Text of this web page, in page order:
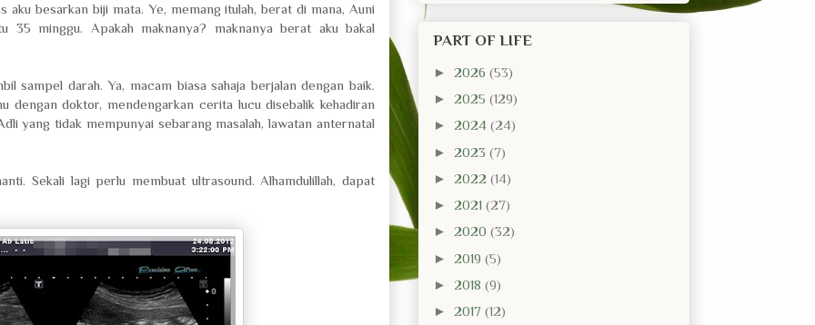
aku besarkan biji mata. Ye, memang itulah, berat di mana, Auni
35 minggu. Apakah maknanya? maknanya berat aku bakal
sampel darah. Ya, macam biasa sahaja berjalan dengan baik.
dengan doktor, mendengarkan cerita lucu disebalik kehadiran
yang tidak mempunyai sebarang masalah, lawatan anternatal
Sekali lagi perlu membuat ultrasound. Alhamdulillah, dapat
PART OF LIFE
► 2026 (53)
► 2025 (129)
► 2024 (24)
► 2023 (7)
► 2022 (14)
► 2021 (27)
► 2020 (32)
► 2019 (5)
► 2018 (9)
► 2017 (12)